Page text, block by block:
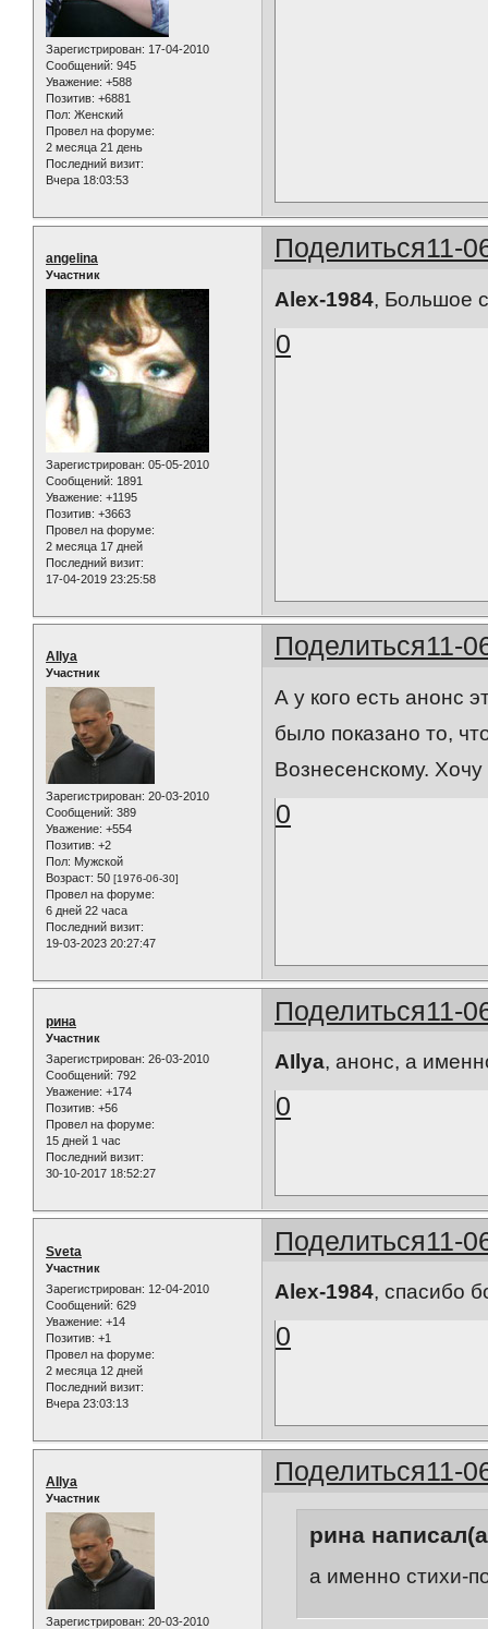
Зарегистрирован: 17-04-2010
Сообщений: 945
Уважение: +588
Позитив: +6881
Пол: Женский
Провел на форуме:
2 месяца 21 день
Последний визит:
Вчера 18:03:53
Поделиться11-
angelina
Участник
Зарегистрирован: 05-05-2010
Сообщений: 1891
Уважение: +1195
Позитив: +3663
Провел на форуме:
2 месяца 17 дней
Последний визит:
17-04-2019 23:25:58
Alex-1984, Большое
0
Поделиться11-
AIlya
Участник
Зарегистрирован: 20-03-2010
Сообщений: 389
Уважение: +554
Позитив: +2
Пол: Мужской
Возраст: 50 [1976-06-30]
Провел на форуме:
6 дней 22 часа
Последний визит:
19-03-2023 20:27:47
А у кого есть анонс
было показано то,
Вознесенскому.
0
Поделиться11-
рина
Участник
Зарегистрирован: 26-03-2010
Сообщений: 792
Уважение: +174
Позитив: +56
Провел на форуме:
15 дней 1 час
Последний визит:
30-10-2017 18:52:27
AIlya, анонс, а
0
Поделиться11-
Sveta
Участник
Зарегистрирован: 12-04-2010
Сообщений: 629
Уважение: +14
Позитив: +1
Провел на форуме:
2 месяца 12 дней
Последний визит:
Вчера 23:03:13
Alex-1984, спасибо
0
Поделиться11-
AIlya
Участник
Зарегистрирован: 20-03-2010
рина
а именно стихи-